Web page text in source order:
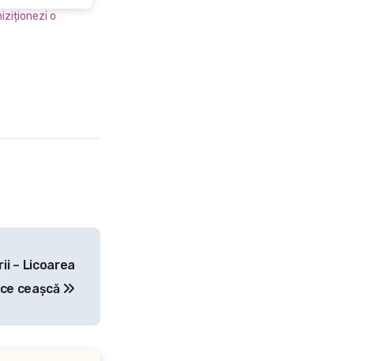
o
– Licoarea
ceașcă